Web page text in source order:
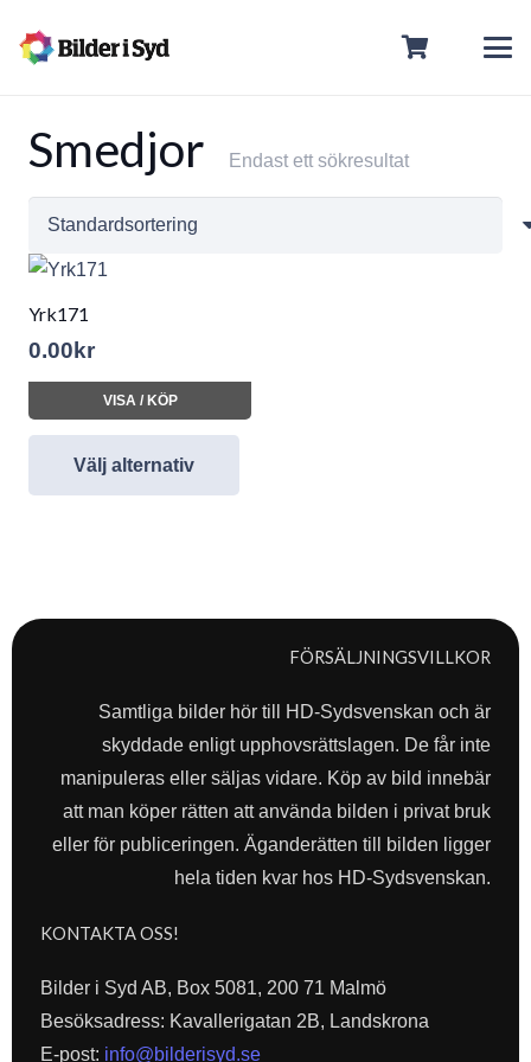
Smedjor Endast ett sökresultat
Yrk171
0.00 kr
VISA / KÖP
Välj alternativ
FÖRSÄLJNINGSVILLKOR
Samtliga bilder hör till HD-Sydsvenskan och är
skyddade enligt upphovsrättslagen. De får inte
manipuleras eller säljas vidare. Köp av bild innebär
att man köper rätten att använda bilden i privat bruk
eller för publiceringen. Äganderätten till bilden ligger
hela tiden kvar hos HD-Sydsvenskan.
KONTAKTA OSS!
Bilder i Syd AB, Box 5081, 200 71 Malmö
Besöksadress: Kavallerigatan 2B, Landskrona
E-post: info@bilderisyd.se